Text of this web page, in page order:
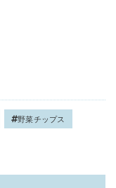
野菜チップス